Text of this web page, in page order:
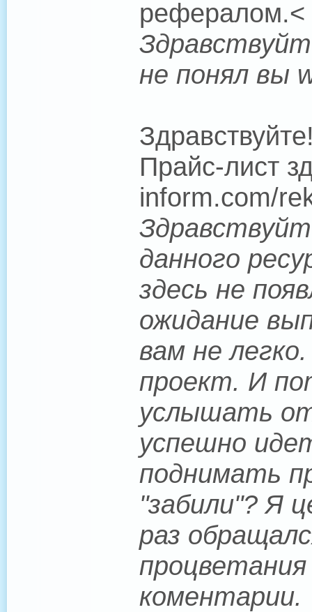
рефералом.<
не понял вы
Прайс-лист
inform.com/
данного
здесь не
ожидание
вам не
проект. И
услышать
успешно
поднимать
"забили"? Я
раз
коментарии.